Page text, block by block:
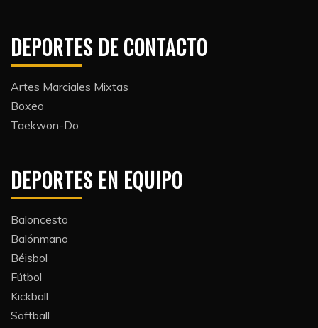
DEPORTES DE CONTACTO
Artes Marciales Mixtas
Boxeo
Taekwon-Do
DEPORTES EN EQUIPO
Baloncesto
Balónmano
Béisbol
Fútbol
Kickball​
Softball​